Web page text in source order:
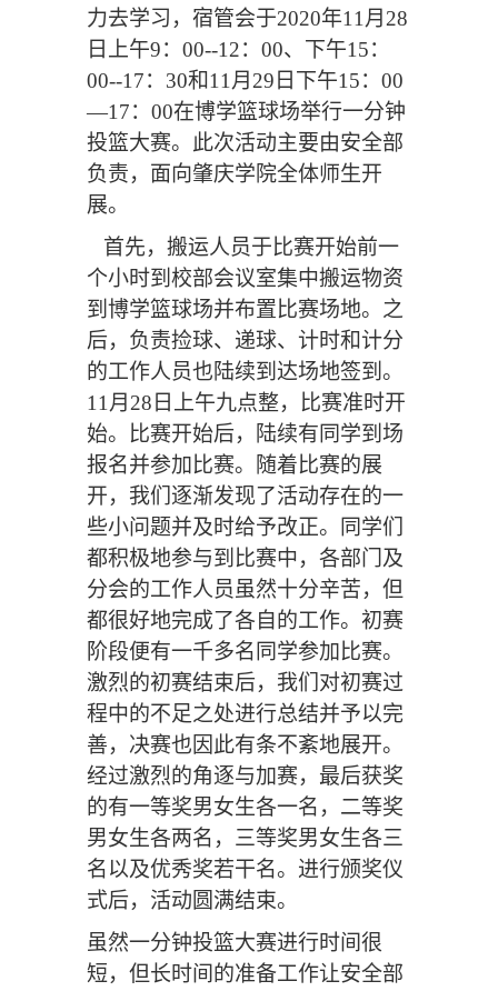
力去学习，宿管会于2020年11月28
日上午9：00--1 2： 00、下午15：
00--17：30和11月29日下午15：00
—17：00在博学篮球场举行一分钟
投篮大赛。 此次活动主要由安全部
负责， 面向肇庆学院全体师生开
展。
首先， 搬运人员于比赛开始前一
个小时到校部会议室集中搬运物资
到博学篮球场并布置比赛场地。之
后， 负责捡球、递球、计时和计分
的工作人员也陆续到达场地签到。
11月28日上午九点整，比赛准时开
始。比赛开始后，陆续有同学到场
报名并参加比赛。
随着比赛的展
开，我们 逐渐发现了活动存在的一
些小问题并及时给予改正。同学们
都积极地参与到比赛中，各部门及
分会的工作人员虽然十分辛苦， 但
都很好地完成了各自的工作。初赛
阶段便有一千多名同学参加比赛。
激烈的初赛结束后，我们 对初赛过
程中的不足之处进行总结并予以完
善，决赛也因此有条不紊地展开。
经过激烈的角逐与加赛，最后获奖
的有一等奖男女生各一名，二等奖
男女生各两名，三等奖男女生各三
名以及优秀奖若干名。 进行颁奖仪
式后，活动圆满结束。
虽然一分钟投篮大赛进行时间很
短，但长时间的准备工作让安全部